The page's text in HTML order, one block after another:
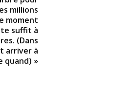
millions
moment
suffit à
(Dans
arriver à
quand) »